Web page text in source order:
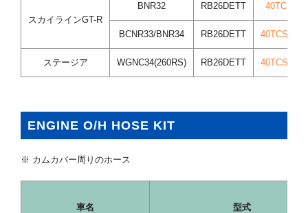
スカイラインGT-R
BNR32 RB26DETT 40TCS37/
BCNR33/BNR34 RB26DETT 40TCS38/
ステージア WGNC34(260RS) RB26DETT 40TCS38/
ENGINE O/H HOSE KIT
※ カムカバー周りのホース
車名 型式